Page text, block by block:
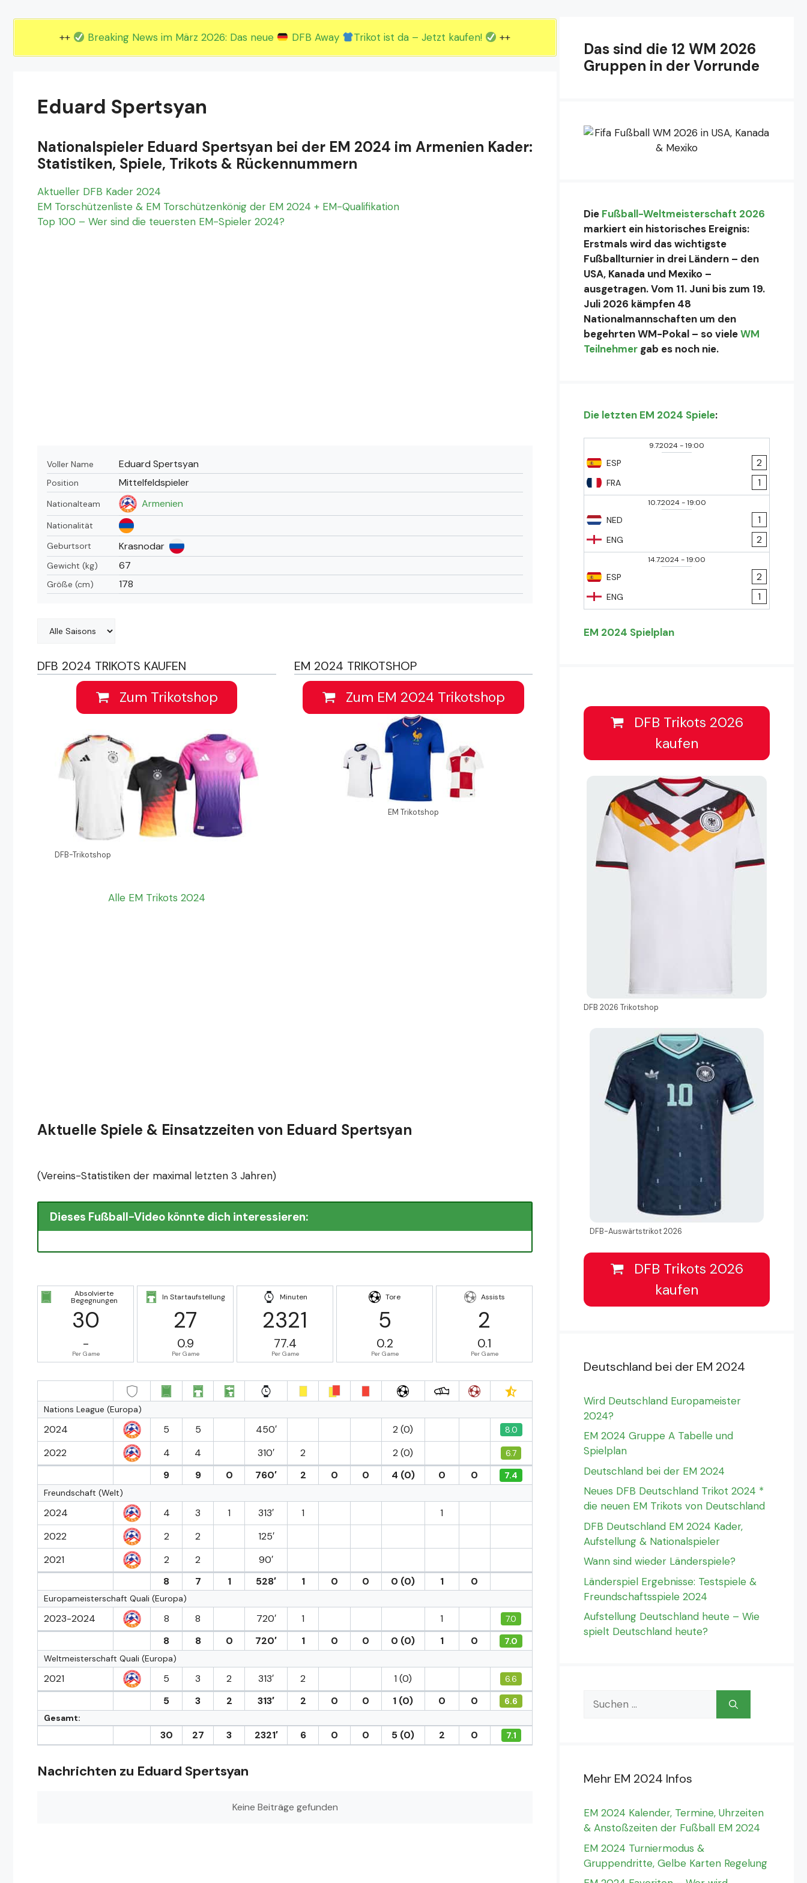
++ Breaking News im März 2026: Das neue DFB Away Trikot ist da – Jetzt kaufen! ++
Eduard Spertsyan
Nationalspieler Eduard Spertsyan bei der EM 2024 im Armenien Kader:
Statistiken, Spiele, Trikots & Rückennummern
Aktueller DFB Kader 2024
EM Torschützenliste & EM Torschützenkönig der EM 2024 + EM-Qualifikation
Top 100 – Wer sind die teuersten EM-Spieler 2024?
Voller Name Eduard Spertsyan
Position Mittelfeldspieler
Nationalteam Armenien
Nationalität
Geburtsort
Krasnodar
Gewicht (kg) 67
Größe (cm) 178
DFB 2024 TRIKOTS KAUFEN
Zum Trikotshop
DFB-Trikotshop
Alle EM Trikots 2024
EM 2024 TRIKOTSHOP
Zum EM 2024 Trikotshop
EM Trikotshop
Aktuelle Spiele & Einsatzzeiten von Eduard Spertsyan
(Vereins-Statistiken der maximal letzten 3 Jahren)
Dieses Fußball-Video könnte dich interessieren:
Absolvierte
Begegnungen
30
-
Per Game
In Startaufstellung
27
0.9
Per Game
Minuten
2321
77.4
Per Game
Tore
5
0.2
Per Game
Assists
2
0.1
Per Game
Nations League (Europa)
2024 5 5 450′ 2 (0) 8.0
2022 4 4 310′ 2 2 (0) 6.7
9 9 0 760′ 2 0 0 4 (0) 0 0
7.4
Freundschaft (Welt)
2024 4 3 1 313′ 1
1
2022
2 2
125′
2021
2 2
90′
8
7 1 528′ 1 0 0 0 (0) 1 0
Europameisterschaft Quali (Europa)
2023-2024 8 8 720′ 1 1 7.0
8 8 0 720′ 1 0 0 0 (0) 1 0
7.0
Weltmeisterschaft Quali (Europa)
2021 5 3 2 313′ 2 1 (0) 6.6
5 3 2 313′ 2 0 0 1 (0) 0 0
6.6
Gesamt:
30 27 3 2321′ 6 0 0 5 (0) 2 0 7.1
Nachrichten zu Eduard Spertsyan
Keine Beiträge gefunden
Das sind die 12 WM 2026
Gruppen in der Vorrunde
Die Fußball-Weltmeisterschaft 2026
markiert ein historisches Ereignis:
Erstmals wird das wichtigste
Fußballturnier in drei Ländern – den
USA, Kanada und Mexiko –
ausgetragen. Vom 11. Juni bis zum 19.
Juli 2026 kämpfen 48
Nationalmannschaften um den
begehrten WM-Pokal – so vieleWM
Teilnehmer gab es noch nie.
Die letzten EM 2024 Spiele:
9.7.2024-19:00
ESP
FRA
2
1
10.7.2024-19:00
NED
ENG
1
2
14.7.2024-19:00
ESP
ENG
2
1
EM 2024 Spielplan
DFB Trikots 2026
kaufen
DFB 2026 Trikotshop
DFB-Auswärtstrikot 2026
DFB Trikots 2026
kaufen
Deutschland bei der EM 2024
Wird Deutschland Europameister
2024?
EM 2024 Gruppe A Tabelle und
Spielplan
Deutschland bei der EM 2024
Neues DFB Deutschland Trikot 2024 *
die neuen EM Trikots von Deutschland
DFB Deutschland EM 2024 Kader,
Aufstellung & Nationalspieler
Wann sind wieder Länderspiele?
Länderspiel Ergebnisse: Testspiele &
Freundschaftsspiele 2024
Aufstellung Deutschland heute – Wie
spielt Deutschland heute?
Suchen
nach:
Mehr EM 2024 Infos
EM 2024 Kalender, Termine, Uhrzeiten
& Anstoßzeiten der Fußball EM 2024
EM 2024 Turniermodus &
Gruppendritte, Gelbe Karten Regelung